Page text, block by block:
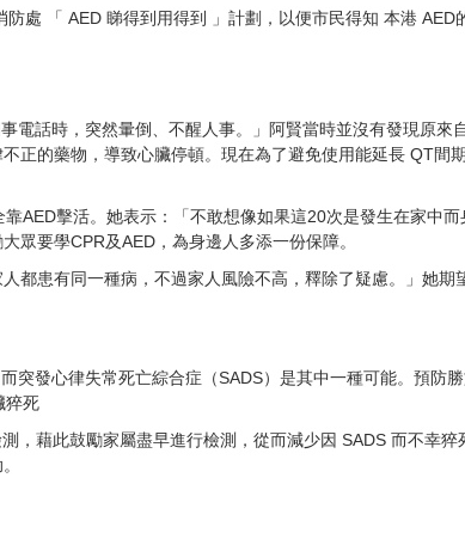
防處 「 AED 睇得到用得到 」計劃，以便市民得知 本港 AED
電話時，突然暈倒、不醒人事。」阿賢當時並沒有發現原
正的藥物，導致心臟停頓。現在為了避免使用能延長 QT間
AED擊活。她表示：「不敢想像如果這20次是發生在家中
眾要學CPR及AED，為身邊人多添一份保障。
都患有同一種病，不過家人風險不高，釋除了疑慮。」她
突發心律失常死亡綜合症（SADS）是其中一種可能。預防
猝死
，藉此鼓勵家屬盡早進行檢測，從而減少因 SADS 而不幸